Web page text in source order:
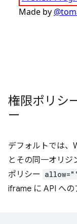
権限ポリシ
ー
デフォルトでは、
とその同一オリジ
ポリシー
iframe に API への